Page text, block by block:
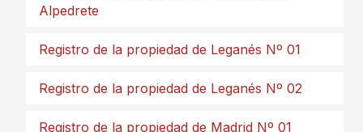
Alpedrete
Registro de la propiedad de Leganés Nº 01
Registro de la propiedad de Leganés Nº 02
Registro de la propiedad de Madrid Nº 01